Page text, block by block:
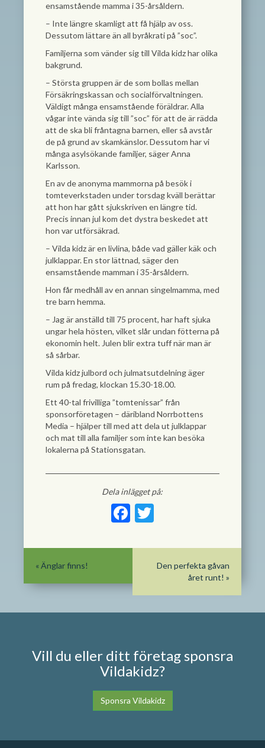
ensamstående mamma i 35-årsåldern.
– Inte längre skamligt att få hjälp av oss.
Dessutom lättare än all byråkrati på ”soc”.
Familjerna som vänder sig till Vilda kidz har olika
bakgrund.
– Största gruppen är de som bollas mellan
Försäkringskassan och socialförvaltningen.
Väldigt många ensamstående föräldrar. Alla
vågar inte vända sig till ”soc” för att de är rädda
att de ska bli fråntagna barnen, eller så avstår
de på grund av skamkänslor. Dessutom har vi
många asylsökande familjer, säger Anna
Karlsson.
En av de anonyma mammorna på besök i
tomteverkstaden under torsdag kväll berättar
att hon har gått sjukskriven en längre tid.
Precis innan jul kom det dystra beskedet att
hon var utförsäkrad.
– Vilda kidz är en livlina, både vad gäller käk och
julklappar. En stor lättnad, säger den
ensamstående mamman i 35-årsåldern.
Hon får medhåll av en annan singelmamma, med
tre barn hemma.
– Jag är anställd till 75 procent, har haft sjuka
ungar hela hösten, vilket slår undan fötterna på
ekonomin helt. Julen blir extra tuff när man är
så sårbar.
Vilda kidz julbord och julmatsutdelning äger
rum på fredag, klockan 15.30-18.00.
Ett 40-tal frivilliga ”tomtenissar” från
sponsorföretagen – däribland Norrbottens
Media – hjälper till med att dela ut julklappar
och mat till alla familjer som inte kan besöka
lokalerna på Stationsgatan.
Dela inlägget på:
Facebook
Twitter
Den perfekta gåvan
året runt! »
« Änglar finns!
Vill du eller ditt företag sponsra
Vildakidz?
Sponsra Vildakidz